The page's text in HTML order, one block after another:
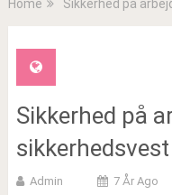
Home Sikkerhed på
Sikkerhed på
sikkerhedsvest
Admin 7 År Ago